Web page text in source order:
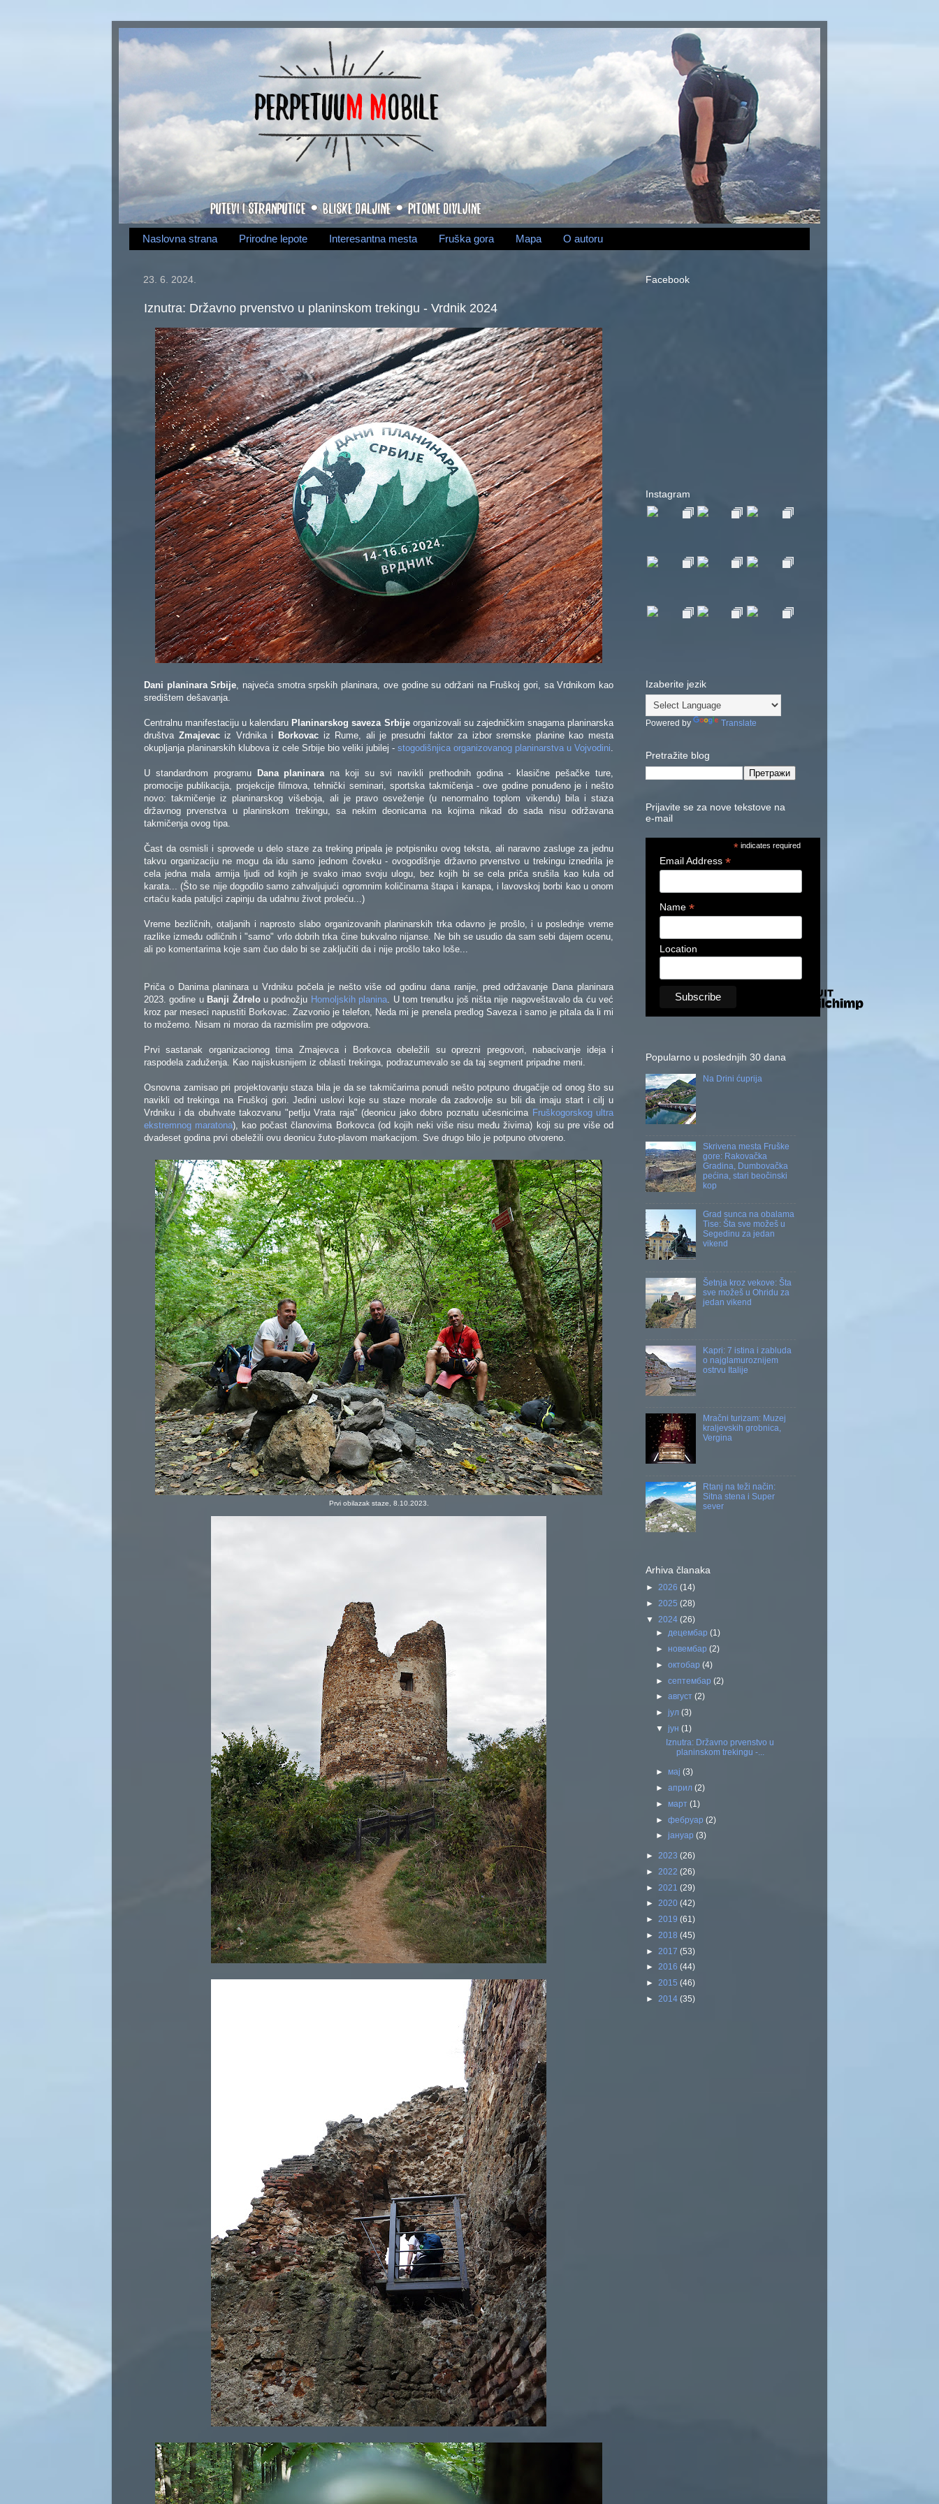
Naslovna strana Prirodne lepote Interesantna mesta Fruška gora Mapa O autoru
23. 6. 2024.
Iznutra: Državno prvenstvo u planinskom trekingu - Vrdnik 2024
Dani planinara Srbije, najveća smotra srpskih planinara, ove godine su održani na Fruškoj gori, sa Vrdnikom kao
središtem dešavanja.
Centralnu manifestaciju u kalendaru Planinarskog saveza Srbijeorganizovali su zajedničkim snagama planinarska
društva Zmajevaciz Vrdnika i Borkovaciz Rume, ali je presudni faktor za izbor sremske planine kao mesta
okupljanja planinarskih klubova iz cele Srbije bio veliki jubilej - stogodišnjica organizovanog planinarstva u Vojvodini.
U standardnom programu Dana planinarana koji su svi navikli prethodnih godina - klasične pešačke ture,
promocije publikacija, projekcije filmova, tehnički seminari, sportska takmičenja - ove godine ponuđeno je i nešto
novo: takmičenje iz planinarskog višeboja, ali je pravo osveženje (u nenormalno toplom vikendu) bila i staza
državnog prvenstva u planinskom trekingu, sa nekim deonicama na kojima nikad do sada nisu održavana
takmičenja ovog tipa.
Čast da osmisli i sprovede u delo staze za treking pripala je potpisniku ovog teksta, ali naravno zasluge za jednu
takvu organizaciju ne mogu da idu samo jednom čoveku - ovogodišnje državno prvenstvo u trekingu iznedrila je
cela jedna mala armija ljudi od kojih je svako imao svoju ulogu, bez kojih bi se cela priča srušila kao kula od
karata... (Što se nije dogodilo samo zahvaljujući ogromnim količinama štapa i kanapa, i lavovskoj borbi kao u onom
crtaću kada patuljci zapinju da udahnu život proleću...)
Vreme bezličnih, otaljanih i naprosto slabo organizovanih planinarskih trka odavno je prošlo, i u poslednje vreme
razlike između odličnih i "samo" vrlo dobrih trka čine bukvalno nijanse. Ne bih se usudio da sam sebi dajem ocenu,
ali po komentarima koje sam čuo dalo bi se zaključiti da i nije prošlo tako loše...
Priča o Danima planinara u Vrdniku počela je nešto više od godinu dana ranije, pred održavanje Dana planinara
2023. godine u Banji Ždrelou podnožju Homoljskih planina. U tom trenutku još ništa nije nagoveštavalo da ću već
kroz par meseci napustiti Borkovac. Zazvonio je telefon, Neda mi je prenela predlog Saveza i samo je pitala da li mi
to možemo. Nisam ni morao da razmislim pre odgovora.
Prvi sastanak organizacionog tima Zmajevca i Borkovca obeležili su oprezni pregovori, nabacivanje ideja i
raspodela zaduženja. Kao najiskusnijem iz oblasti trekinga, podrazumevalo se da taj segment pripadne meni.
Osnovna zamisao pri projektovanju staza bila je da se takmičarima ponudi nešto potpuno drugačije od onog što su
navikli od trekinga na Fruškoj gori. Jedini uslovi koje su staze morale da zadovolje su bili da imaju start i cilj u
Vrdniku i da obuhvate takozvanu "petlju Vrata raja" (deonicu jako dobro poznatu učesnicima Fruškogorskog ultra
ekstremnog maratona), kao počast članovima Borkovca (od kojih neki više nisu među živima) koji su pre više od
dvadeset godina prvi obeležili ovu deonicu žuto-plavom markacijom. Sve drugo bilo je potpuno otvoreno.
Prvi obilazak staze, 8.10.2023.
Facebook
Instagram
Izaberite jezik
Powered by Translate
Pretražite blog
Prijavite se za nove tekstove na
e-mail
*indicates required
Email Address *
Name *
Location
Popularno u poslednjih 30 dana
Na Drini ćuprija
Skrivena mesta Fruške
gore: Rakovačka
Gradina, Dumbovačka
pećina, stari beočinski
kop
Grad sunca na obalama
Tise: Šta sve možeš u
Segedinu za jedan
vikend
Šetnja kroz vekove: Šta
sve možeš u Ohridu za
jedan vikend
Kapri: 7 istina i zabluda
o najglamuroznijem
ostrvu Italije
Mračni turizam: Muzej
kraljevskih grobnica,
Vergina
Rtanj na teži način:
Sitna stena i Super
sever
Arhiva članaka
► 2026 (14)
► 2025 (28)
▼ 2024 (26)
► децембар(1)
► новембар(2)
►октобар(4)
►септембар(2)
►август(2)
►јул(3)
▼јун(1)
Iznutra: Državno prvenstvo u
planinskom trekingu -...
► мај(3)
►април(2)
► март(1)
►фебруар(2)
►јануар(3)
► 2023 (26)
► 2022 (26)
► 2021 (29)
► 2020 (42)
► 2019 (61)
► 2018 (45)
► 2017 (53)
► 2016 (44)
► 2015 (46)
► 2014 (35)